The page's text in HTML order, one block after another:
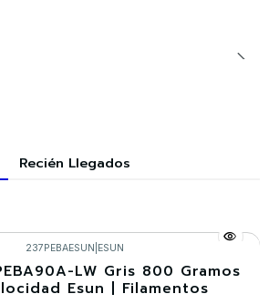
Recién Llegados
237PEBAESUN ESUN
LW Gris 800 Gramos
Esun | Filamentos